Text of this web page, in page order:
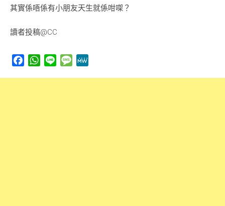
其實係唔係有小朋友天生就係咁㗎？
讀者投稿@CC
FacebookWhatsApp
Line Message